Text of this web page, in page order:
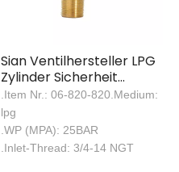
Sian Ventilhersteller LPG
Zylinder Sicherheit
Messing Polventile
.Item Nr.: 06-820-820.Medium:
lpg
.WP (MPA): 25BAR
.Inlet-Thread: 3/4-14 NGT